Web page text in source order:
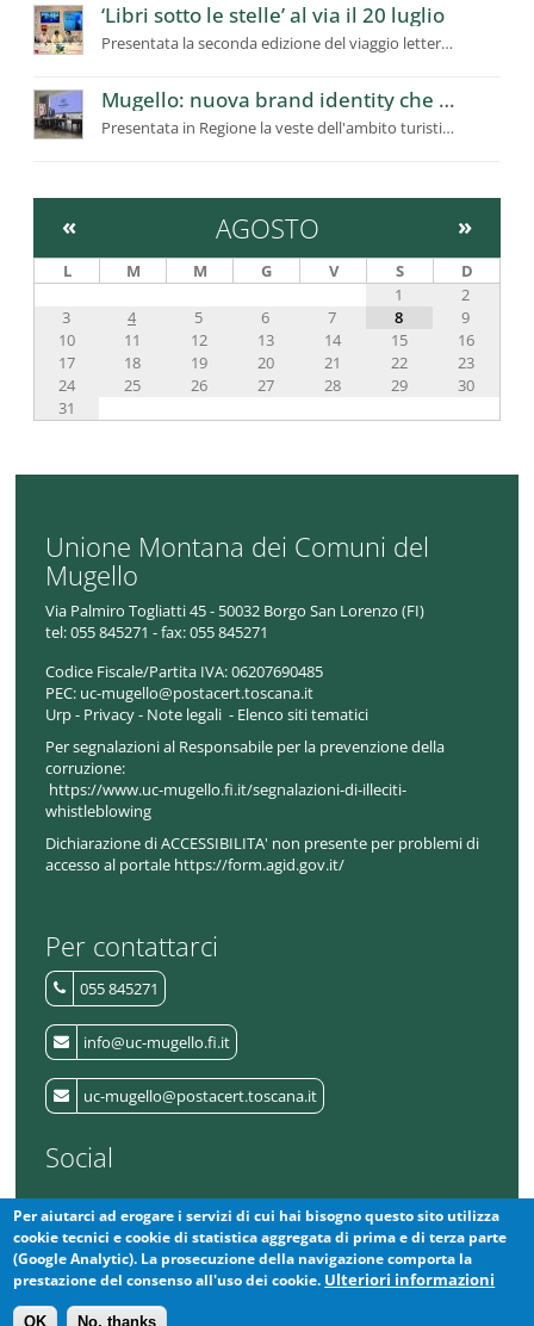
‘Libri sotto le stelle’ al via il 20 luglio
Presentata la seconda edizione del viaggio letterario itinerante in Mugello
Mugello: nuova brand identity che racconta la “Toscana Autentica”
Presentata in Regione la veste dell'ambito turistico per valorizzare e promuovere il territorio
AGOSTO
« »
L M M G V S
D
1
2
3
4 5 6 7 8
9
10
11 12 13 14 15
16
17
18 19 20 21 22
23
24
25 26 27 28 29
30
31
Unione Montana dei Comuni del
Mugello
Via Palmiro Togliatti 45 - 50032 Borgo San Lorenzo (FI)
tel:055 845271 - fax: 055 845271
Codice Fiscale/Partita IVA:06207690485
PEC: uc-mugello@postacert.toscana.it
Urp- Privacy- Note legali - Elenco siti tematici
Per segnalazioni al Responsabile per la prevenzione della
corruzione:
https://www.uc-mugello.fi.it/segnalazioni-di-illeciti-
whistleblowing
Dichiarazione di ACCESSIBILITA' non presente per problemi di
accesso al portale https://form.agid.gov.it/
Per contattarci
055 845271
info@uc-mugello.fi.it
uc-mugello@postacert.toscana.it
Social
L'Unione
La Protezione Civile del Mugello
Per aiutarci ad erogare i servizi di cui hai bisogno questo sito utilizza
cookie tecnici e cookie di statistica aggregata di prima e di terza parte
(Google Analytic). La prosecuzione della navigazione comporta la
prestazione del consenso all'uso dei cookie. Ulteriori informazioni
OK No, thanks